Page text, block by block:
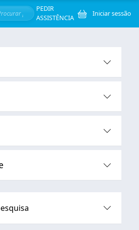
Serviços
PEDIR
ASSISTÊNCIA
Menu
Iniciar sessão